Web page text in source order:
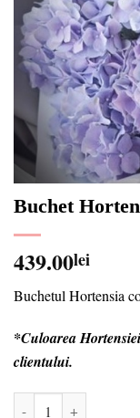
Buchet
439.00lei
Buchetul Hortensia
*Culoarea
clientului.